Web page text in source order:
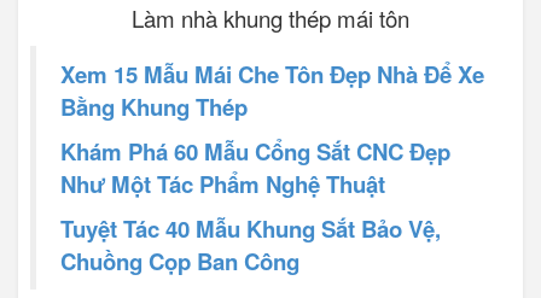
Làm nhà khung thép mái tôn
Xem 15 Mẫu Mái Che Tôn Đẹp Nhà Để Xe
Bằng Khung Thép
Khám Phá 60 Mẫu Cổng Sắt CNC Đẹp
Như Một Tác Phẩm Nghệ Thuật
Tuyệt Tác 40 Mẫu Khung Sắt Bảo Vệ,
Chuồng Cọp Ban Công